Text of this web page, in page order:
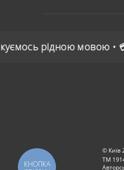
• 💳 100% безпека
© Київ
ТМ
КНОПКА